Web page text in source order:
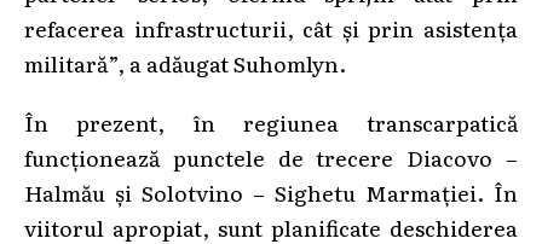
refacerea infrastructurii, cât și prin asistența
militară”, a adăugat Suhomlyn.
În prezent, în regiunea transcarpatică
funcționează punctele de trecere Diacovo –
Halmău și Solotvino – Sighetu Marmației. În
viitorul apropiat, sunt planificate deschiderea